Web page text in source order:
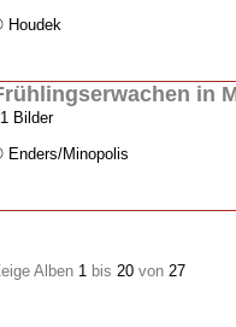
Houdek
in
Bilder
Enders/Minopolis
Alben 1 bis 20 von 27